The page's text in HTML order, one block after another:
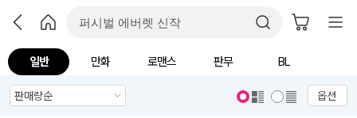
일반 만화 로맨스 판무 BL
옵션